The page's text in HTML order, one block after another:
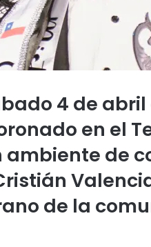
4 de abril
en el
ambiente de
de la